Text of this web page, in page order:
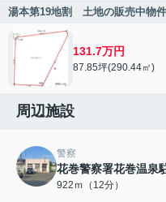
湯本第19地割 土地の販売中物件
131.7万円
87.85坪(290.44㎡)
周辺施設
警察
花巻警察署花巻温泉
922ｍ（12分）